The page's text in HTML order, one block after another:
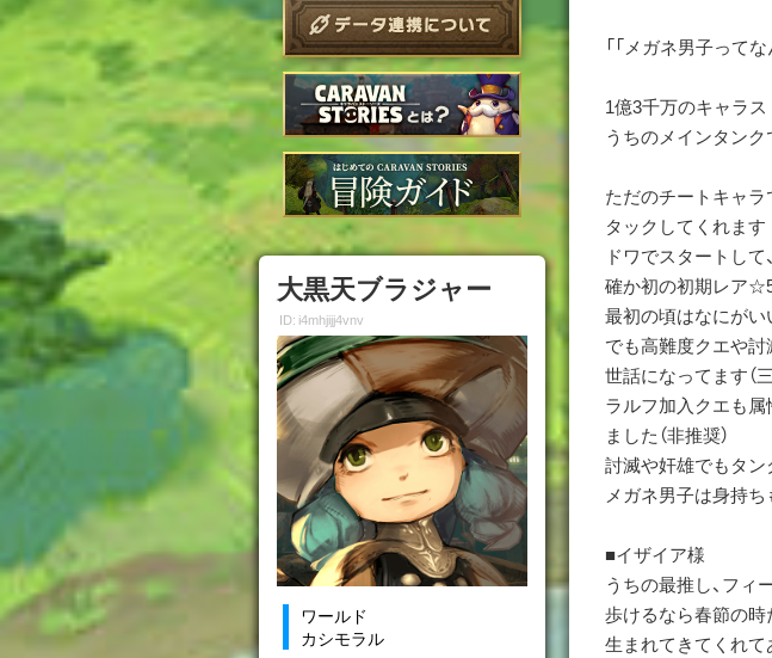
大黒天ブラジャー
ID: i4mhjijj4vnv
ワールド
カシモラル
「「メガネ男子って
1億3千万のキャラ
うちのメインタンク
ただのチートキャラ
タックしてくれます
ドワでスタートして
確か初の初期レア☆5
最初の頃はなにが
でも高難度クエや討
世話になってます（
ラルフ加入クエも
ました（非推奨）
討滅や奸雄でもタ
メガネ男子は身持ち
■イザイア様
うちの最推し、フィ
歩けるなら春節の時
生まれてきてくれて